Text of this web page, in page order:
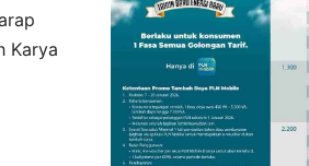
Karya